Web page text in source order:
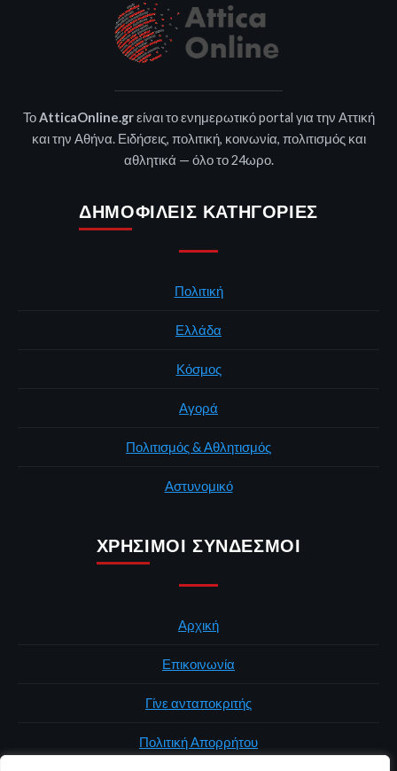
ΤοAtticaOnline.grείναι το ενημερωτικό portal για την Αττική
και την Αθήνα. Ειδήσεις, πολιτική, κοινωνία, πολιτισμός και
αθλητικά — όλο το 24ωρο.
ΔΗΜΟΦΙΛΕΊΣ ΚΑΤΗΓΟΡΊΕΣ
Πολιτική
Ελλάδα
Κόσμος
Αγορά
Πολιτισμός & Αθλητισμός
Αστυνομικό
ΧΡΉΣΙΜΟΙ ΣΎΝΔΕΣΜΟΙ
Αρχική
Επικοινωνία
Γίνε ανταποκριτής
Πολιτική Απορρήτου